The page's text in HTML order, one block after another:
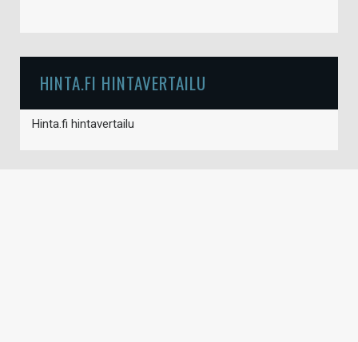
HINTA.FI HINTAVERTAILU
Hinta.fi hintavertailu